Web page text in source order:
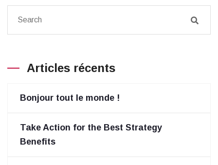
Articles récents
Bonjour tout le monde !
Take Action for the Best Strategy
Benefits